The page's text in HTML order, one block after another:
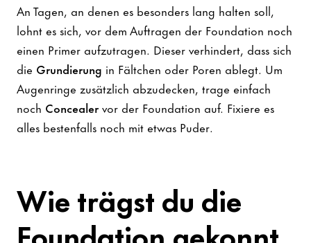
An Tagen, an denen es besonders lang halten soll,
lohnt es sich, vor dem Auftragen der Foundation noch
einen Primer aufzutragen. Dieser verhindert, dass sich
die Grundierung in Fältchen oder Poren ablegt. Um
Augenringe zusätzlich abzudecken, trage einfach
noch Concealervor der Foundation auf. Fixiere es
alles bestenfalls noch mit etwas Puder.
Wie trägst du die